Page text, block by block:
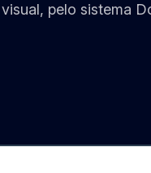
pelo sistema